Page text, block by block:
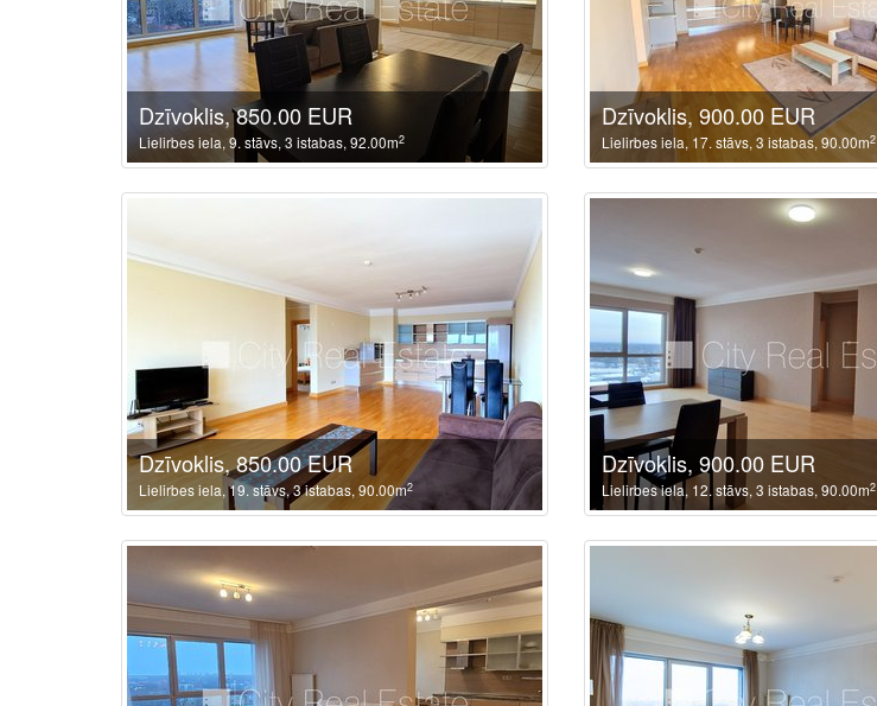
Dzīvoklis, 850.00 EUR
Lielirbes iela, 9. stāvs, 3 istabas, 92.00m2
Dzīvoklis, 900.00 EUR
Lielirbes iela, 17. stāvs, 3 istabas, 90.00m2
Dzīvoklis, 850.00 EUR
Lielirbes iela, 19. stāvs, 3 istabas, 90.00m2
Dzīvoklis, 900.00 EUR
Lielirbes iela, 12. stāvs, 3 istabas, 90.00m2